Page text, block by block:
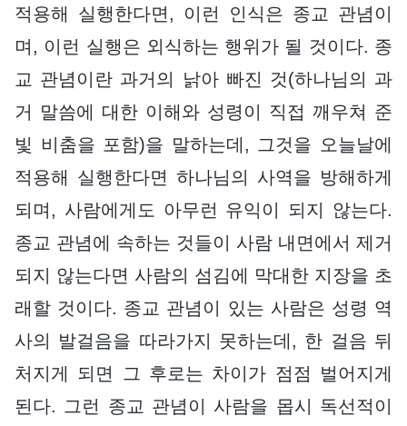
적용해 실행한다면, 이런 인식은 종교 관념이
며, 이런 실행은 외식하는 행위가 될 것이다. 종
교 관념이란 과거의 낡아 빠진 것(하나님의 과
거 말씀에 대한 이해와 성령이 직접 깨우쳐 준
빛 비춤을 포함)을 말하는데, 그것을 오늘날에
적용해 실행한다면 하나님의 사역을 방해하게
되며, 사람에게도 아무런 유익이 되지 않는다.
종교 관념에 속하는 것들이 사람 내면에서 제거
되지 않는다면 사람의 섬김에 막대한 지장을 초
래할 것이다. 종교 관념이 있는 사람은 성령 역
사의 발걸음을 따라가지 못하는데, 한 걸음 뒤
처지게 되면 그 후로는 차이가 점점 벌어지게
된다. 그런 종교 관념이 사람을 몹시 독선적이